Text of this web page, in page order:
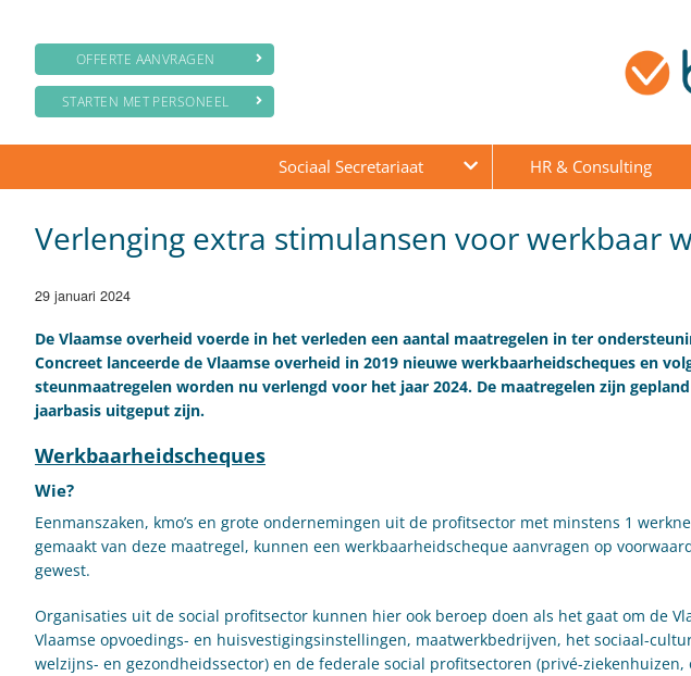
OFFERTE AANVRAGEN
STARTEN MET PERSONEEL
Sociaal Secretariaat HR & Consulting
Verlenging extra stimulansen voor werkbaar
29 januari 2024
De Vlaamse overheid voerde in het verleden een aantal maatregelen in ter
Concreet lanceerde de Vlaamse overheid in 2019 nieuwe werkbaarheidscheques en
steunmaatregelen worden nu verlengd voor het jaar 2024. De maatregelen zijn
jaarbasis uitgeput zijn.
Werkbaarheidscheques
Wie?
Eenmanszaken, kmo’s en grote ondernemingen uit de profitsector met minstens 1
gemaakt van deze maatregel, kunnen een werkbaarheidscheque aanvragen op
gewest.
Organisaties uit de social profitsector kunnen hier ook beroep doen als het gaat om de
Vlaamse opvoedings- en huisvestigingsinstellingen, maatwerkbedrijven, het sociaal-
welzijns- en gezondheidssector) en de federale social profitsectoren (privé-